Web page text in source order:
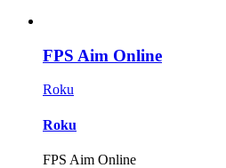
FPS Aim Online
Roku
Roku
FPS Aim Online